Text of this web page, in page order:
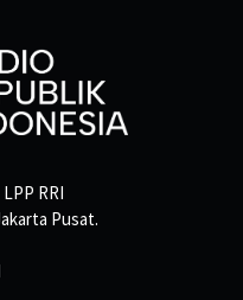
RRI
Pusat.